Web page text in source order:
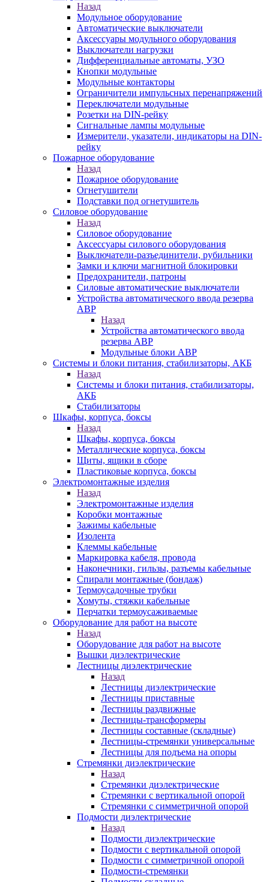
Назад
Модульное оборудование
Автоматические выключатели
Аксессуары модульного оборудования
Выключатели нагрузки
Дифференциальные автоматы, УЗО
Кнопки модульные
Модульные контакторы
Ограничители импульсных перенапряжений
Переключатели модульные
Розетки на DIN-рейку
Сигнальные лампы модульные
Измерители, указатели, индикаторы на DIN-
рейку
Пожарное оборудование
Назад
Пожарное оборудование
Огнетушители
Подставки под огнетушитель
Силовое оборудование
Назад
Силовое оборудование
Аксессуары силового оборудования
Выключатели-разъединители, рубильники
Замки и ключи магнитной блокировки
Предохранители, патроны
Силовые автоматические выключатели
Устройства автоматического ввода резерва
АВР
Назад
Устройства автоматического ввода
резерва АВР
Модульные блоки АВР
Системы и блоки питания, стабилизаторы, АКБ
Назад
Системы и блоки питания, стабилизаторы,
АКБ
Стабилизаторы
Шкафы, корпуса, боксы
Назад
Шкафы, корпуса, боксы
Металлические корпуса, боксы
Щиты, ящики в сборе
Пластиковые корпуса, боксы
Электромонтажные изделия
Назад
Электромонтажные изделия
Коробки монтажные
Зажимы кабельные
Изолента
Клеммы кабельные
Маркировка кабеля, провода
Наконечники, гильзы, разъемы кабельные
Спирали монтажные (бондаж)
Термоусадочные трубки
Хомуты, стяжки кабельные
Перчатки термоусаживаемые
Оборудование для работ на высоте
Назад
Оборудование для работ на высоте
Вышки диэлектрические
Лестницы диэлектрические
Назад
Лестницы диэлектрические
Лестницы приставные
Лестницы раздвижные
Лестницы-трансформеры
Лестницы составные (складные)
Лестницы-стремянки универсальные
Лестницы для подъема на опоры
Стремянки диэлектрические
Назад
Стремянки диэлектрические
Стремянки с вертикальной опорой
Стремянки с симметричной опорой
Подмости диэлектрические
Назад
Подмости диэлектрические
Подмости с вертикальной опорой
Подмости с симметричной опорой
Подмости-стремянки